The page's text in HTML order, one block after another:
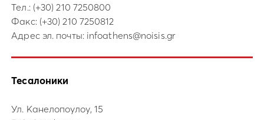
Тел.: (+30) 210 7250800
Факс: (+30) 210 7250812
Адрес эл. почты: infoathens@noisis.gr
Тесалоники
Ул. Канелопоулоу, 15